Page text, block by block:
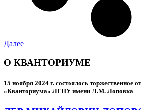
Далее
О КВАНТОРИУМЕ
15 ноября 2024 г. состоялось торжественное
«Кванториума» ЛГПУ имени Л.М. Лоповка